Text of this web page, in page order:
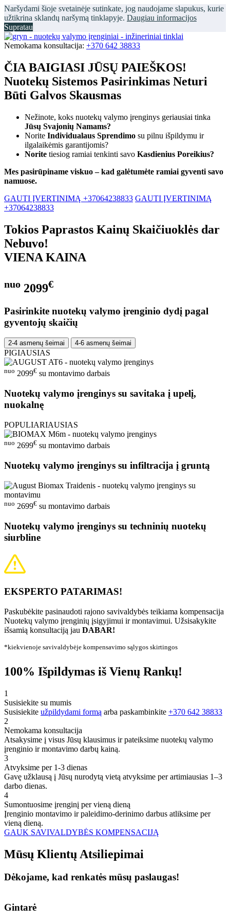
Naršydami šioje svetainėje sutinkate, jog naudojame slapukus, kurie
užtikrina sklandų naršymą tinklapyje. Daugiau informacijos
Supratau
Nemokama konsultacija: +370 642 38833
ČIA BAIGIASI JŪSŲ PAIEŠKOS!
Nuotekų Sistemos Pasirinkimas Neturi
Būti Galvos Skausmas
Nežinote, koks nuotekų valymo įrenginys geriausiai tinka
Jūsų Svajonių Namams?
Norite Individualaus Sprendimo su pilnu išpildymu ir
ilgalaikėmis garantijomis?
Norite tiesiog ramiai tenkinti savo Kasdienius Poreikius?
Mes pasirūpiname viskuo – kad galėtumėte ramiai gyventi savo
namuose.
GAUTI ĮVERTINIMĄ +37064238833 GAUTI ĮVERTINIMĄ
+37064238833
Tokios Paprastos Kainų Skaičiuoklės dar
Nebuvo!
VIENA KAINA
nuo 2099€
Pasirinkite nuotekų valymo įrenginio dydį pagal
gyventojų skaičių
2-4 asmenų šeimai 4-6 asmenų šeimai
PIGIAUSIAS
nuo 2099€ su montavimo darbais
Nuotekų valymo įrenginys su savitaka į upelį,
nuokalnę
POPULIARIAUSIAS
nuo 2699€ su montavimo darbais
Nuotekų valymo įrenginys su infiltracija į gruntą
nuo 2699€ su montavimo darbais
Nuotekų valymo įrenginys su techninių nuotekų
siurbline
EKSPERTO PATARIMAS!
Paskubėkite pasinaudoti rajono savivaldybės teikiama kompensacija
Nuotekų valymo įrenginių įsigyjimui ir montavimui. Užsisakykite
išsamią konsultaciją jau DABAR!
*kiekvienoje savivaldybėje kompensavimo sąlygos skirtingos
100% Išpildymas iš Vienų Rankų!
1
Susisiekite su mumis
Susisiekite užpildydami formą arba paskambinkite +370 642 38833
2
Nemokama konsultacija
Atsakysime į visus Jūsų klausimus ir pateiksime nuotekų valymo
įrenginio ir montavimo darbų kainą.
3
Atvyksime per 1-3 dienas
Gavę užklausą į Jūsų nurodytą vietą atvyksime per artimiausias 1–3
darbo dienas.
4
Sumontuosime įrenginį per vieną dieną
Įrenginio montavimo ir paleidimo-derinimo darbus atliksime per
vieną dieną.
GAUK SAVIVALDYBĖS KOMPENSACIJĄ
Mūsų Klientų Atsiliepimai
Dėkojame, kad renkatės mūsų paslaugas!
Gintarė